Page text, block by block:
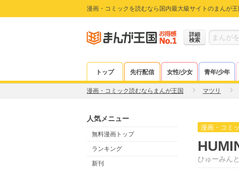
漫画・コミックを読むなら国内最大級サイトのまんが王
詳細
検索
トップ 先行配信 女性/少女 青年/少年
漫画・コミック読むならまんが王国 マツリ
人気メニュー
無料漫画トップ
ランキング
新刊
漫画・コミ
ひゅーみんと